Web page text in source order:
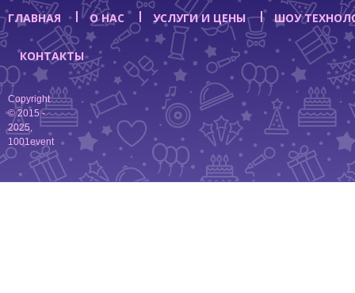
ГЛАВНАЯ О НАС УСЛУГИ И ЦЕНЫ ШОУ
КОНТАКТЫ
Copyright
© 2015 -
2025,
1001event